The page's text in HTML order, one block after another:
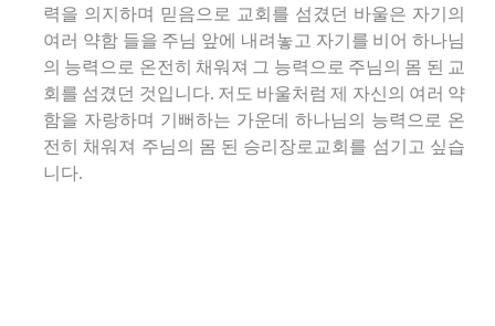
력을 의지하며 믿음으로 교회를 섬겼던 바울은 자기의
여러 약함 들을 주님 앞에 내려놓고 자기를 비어 하나님
의 능력으로 온전히 채워져 그 능력으로 주님의 몸 된 교
회를 섬겼던 것입니다. 저도 바울처럼 제 자신의 여러 약
함을 자랑하며 기뻐하는 가운데 하나님의 능력으로 온
전히 채워져 주님의 몸 된 승리장로교회를 섬기고 싶습
니다.